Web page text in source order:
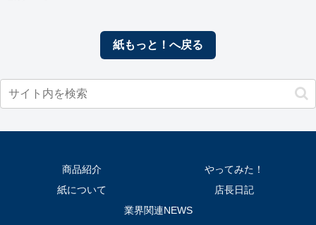
紙もっと！へ戻る
商品紹介
やってみた！
紙について
店長日記
業界関連NEWS